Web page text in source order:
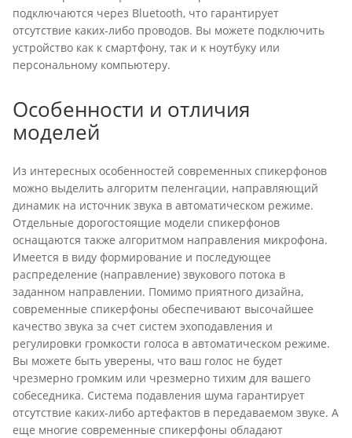
подключаются через Bluetooth, что гарантирует
отсутствие каких-либо проводов. Вы можете подключить
устройство как к смартфону, так и к ноутбуку или
персональному компьютеру.
Особенности и отличия
моделей
Из интересных особенностей современных спикерфонов
можно выделить алгоритм пеленгации, направляющий
динамик на источник звука в автоматическом режиме.
Отдельные дорогостоящие модели спикерфонов
оснащаются также алгоритмом направления микрофона.
Имеется в виду формирование и последующее
распределение (направление) звукового потока в
заданном направлении. Помимо приятного дизайна,
современные спикерфоны обеспечивают высочайшее
качество звука за счет систем эхоподавления и
регулировки громкости голоса в автоматическом режиме.
Вы можете быть уверены, что ваш голос не будет
чрезмерно громким или чрезмерно тихим для вашего
собеседника. Система подавления шума гарантирует
отсутствие каких-либо артефактов в передаваемом звуке. А
еще многие современные спикерфоны обладают